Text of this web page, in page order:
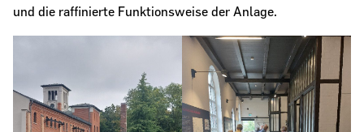
und die raffinierte Funktionsweise der Anlage.